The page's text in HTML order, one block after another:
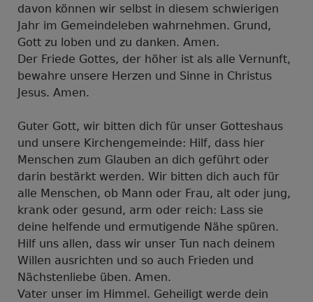
davon können wir selbst in diesem schwierigen
Jahr im Gemeindeleben wahrnehmen. Grund,
Gott zu loben und zu danken. Amen.
Der Friede Gottes, der höher ist als alle Vernunft,
bewahre unsere Herzen und Sinne in Christus
Jesus. Amen.
Guter Gott, wir bitten dich für unser Gotteshaus
und unsere Kirchengemeinde: Hilf, dass hier
Menschen zum Glauben an dich geführt oder
darin bestärkt werden. Wir bitten dich auch für
alle Menschen, ob Mann oder Frau, alt oder jung,
krank oder gesund, arm oder reich: Lass sie
deine helfende und ermutigende Nähe spüren.
Hilf uns allen, dass wir unser Tun nach deinem
Willen ausrichten und so auch Frieden und
Nächstenliebe üben. Amen.
Vater unser im Himmel. Geheiligt werde dein